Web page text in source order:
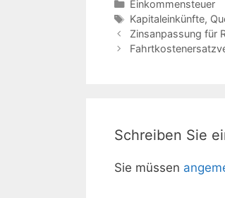
Kategorien
Einkommensteuer
Schlagwörter
Kapitaleinkünfte,
Zinsanpassung für
Schreiben Sie
Sie müssen